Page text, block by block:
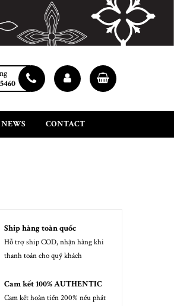
NEWS CONTACT
next
Ship hàng toàn quốc
Hỗ trợ ship COD, nhận hàng khi
thanh toán cho quý khách
Cam kết 100% AUTHENTIC
Cam kết hoàn tiền 200% nếu phát